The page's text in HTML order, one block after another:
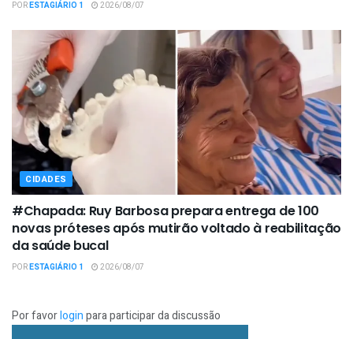
PORESTAGIÁRIO 1 2026/08/07
CIDADES
#Chapada: Ruy Barbosa prepara entrega de 100
novas próteses após mutirão voltado à reabilitação
da saúde bucal
PORESTAGIÁRIO 1 2026/08/07
Por favorloginpara participar da discussão